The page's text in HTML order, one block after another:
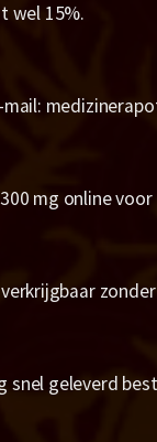
wel 15%.
mg online
snel geleverd